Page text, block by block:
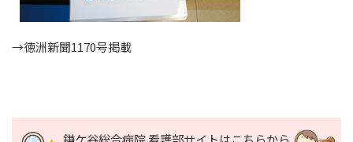
→徳洲新聞1170号掲載